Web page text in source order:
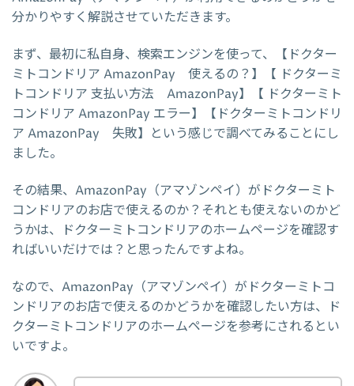
分かりやすく解説させていただきます。
まず、最初に私自身、検索エンジンを使って、【ドクター
ミトコンドリア AmazonPay 使えるの？】【 ドクターミ
トコンドリア 支払い方法 AmazonPay】【 ドクターミト
コンドリア AmazonPay エラー】【ドクターミトコンドリ
ア AmazonPay 失敗】という感じで調べてみることにし
ました。
その結果、AmazonPay（アマゾンペイ）がドクターミト
コンドリアのお店で使えるのか？それとも使えないのかど
うかは、ドクターミトコンドリアのホームページを確認す
ればいいだけでは？と思ったんですよね。
なので、AmazonPay（アマゾンペイ）がドクターミトコ
ンドリアのお店で使えるのかどうかを確認したい方は、ド
クターミトコンドリアのホームページを参考にされるとい
いですよ。